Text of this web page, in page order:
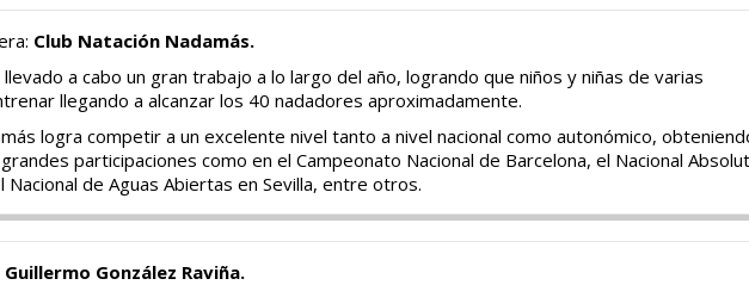
Club Natación Nadamás.
llevado a cabo un gran trabajo a lo largo del año, logrando que niños y niñas de varias
llegando a alcanzar los 40 nadadores aproximadamente.
logra competir a un excelente nivel tanto a nivel nacional como autonómico,
participaciones como en el Campeonato Nacional de Barcelona, el Nacional
Nacional de Aguas Abiertas en Sevilla, entre otros.
Guillermo González Raviña.